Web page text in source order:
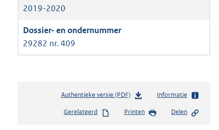
2019-2020
29282 nr. 409
Authentieke versie (PDF)b
s
Informatie
Gerelateerd Printen Delen